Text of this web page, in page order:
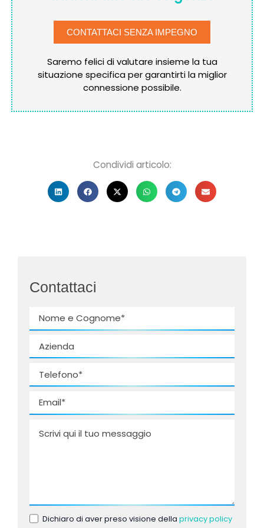
CONTATTACI SENZA IMPEGNO
Saremo felici di valutare insieme la tua
situazione specifica per garantirti la miglior
connessione possibile.
Condividi articolo:
Contattaci
Dichiaro di aver preso visione dellaprivacy policy